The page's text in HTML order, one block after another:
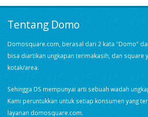
Tentang Domo
Domosquare.com, berasal dari 2 kata "Domo"
bisa diartikan ungkapan terimakasih, dan square
kotak/area.
Sehingga DS mempunyai arti sebuah wadah
Kami peruntukkan untuk setiap konsumen yang
layanan domosquare.com.